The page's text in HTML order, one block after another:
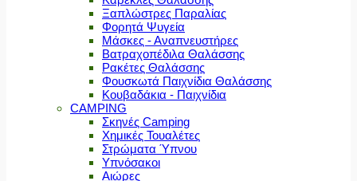
Ξαπλώστρες Παραλίας
Φορητά Ψυγεία
Μάσκες - Αναπνευστήρες
Βατραχοπέδιλα Θαλάσσης
Ρακέτες Θαλάσσης
Φουσκωτά Παιχνίδια Θαλάσσης
Κουβαδάκια - Παιχνίδια
CAMPING
Σκηνές Camping
Χημικές Τουαλέτες
Στρώματα Ύπνου
Υπνόσακοι
Αιώρες